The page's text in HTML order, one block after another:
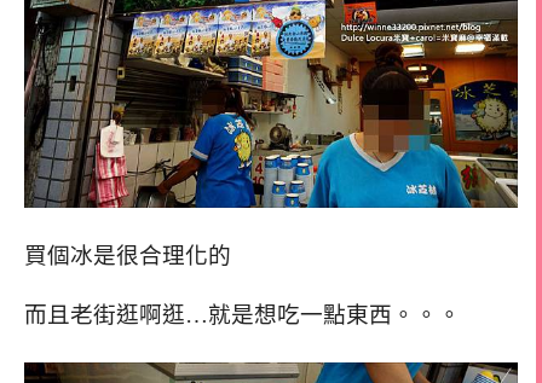
買個冰是很合理化的
而且老街逛啊逛…就是想吃一點東西。。。